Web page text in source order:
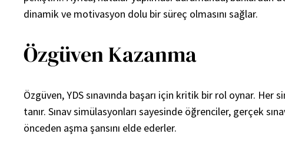
dinamik ve motivasyon dolu bir süreç olmasını sağlar.
Özgüven Kazanma
Özgüven, YDS sınavında başarı için kritik bir rol oynar.
tanır. Sınav simülasyonları sayesinde öğrenciler, gerçek
önceden aşma şansını elde ederler.